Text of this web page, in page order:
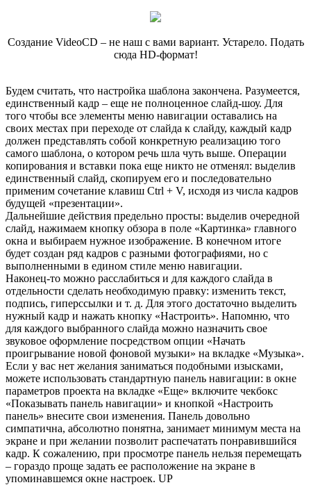
Создание VideoCD – не наш с вами вариант. Устарело. Подать
сюда HD-формат!
Будем считать, что настройка шаблона закончена. Разумеется,
единственный кадр – еще не полноценное слайд-шоу. Для
того чтобы все элементы меню навигации оставались на
своих местах при переходе от слайда к слайду, каждый кадр
должен представлять собой конкретную реализацию того
самого шаблона, о котором речь шла чуть выше. Операции
копирования и вставки пока еще никто не отменял: выделив
единственный слайд, скопируем его и последовательно
применим сочетание клавиш Ctrl + V, исходя из числа кадров
будущей «презентации».
Дальнейшие действия предельно просты: выделив очередной
слайд, нажимаем кнопку обзора в поле «Картинка» главного
окна и выбираем нужное изображение. В конечном итоге
будет создан ряд кадров с разными фотографиями, но с
выполненными в едином стиле меню навигации.
Наконец-то можно расслабиться и для каждого слайда в
отдельности сделать необходимую правку: изменить текст,
подпись, гиперссылки и т. д. Для этого достаточно выделить
нужный кадр и нажать кнопку «Настроить». Напомню, что
для каждого выбранного слайда можно назначить свое
звуковое оформление посредством опции «Начать
проигрывание новой фоновой музыки» на вкладке «Музыка».
Если у вас нет желания заниматься подобными изысками,
можете использовать стандартную панель навигации: в окне
параметров проекта на вкладке «Еще» включите чекбокс
«Показывать панель навигации» и кнопкой «Настроить
панель» внесите свои изменения. Панель довольно
симпатична, абсолютно понятна, занимает минимум места на
экране и при желании позволит распечатать понравившийся
кадр. К сожалению, при просмотре панель нельзя перемещать
– гораздо проще задать ее расположение на экране в
упоминавшемся окне настроек. UP